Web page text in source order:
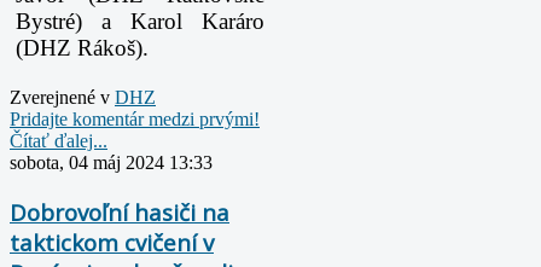
Bystré) a Karol Karáro
(DHZ Rákoš).
Zverejnené v DHZ
Pridajte komentár medzi prvými!
Čítať ďalej...
sobota, 04 máj 2024 13:33
Dobrovoľní hasiči na
taktickom cvičení v